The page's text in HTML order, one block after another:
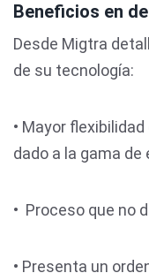
Beneficios en
Desde Migtra
de su tecnología:
• Mayor
dado a la gama
• Proceso que no
• Presenta un